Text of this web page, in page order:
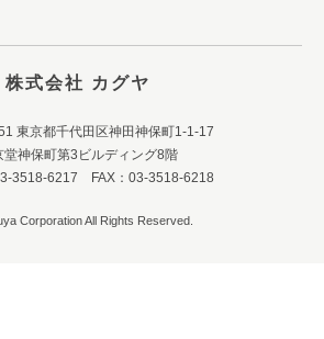
株式会社 カグヤ
東京都千代田区神田神保町1-1-17
堂神保町第3ビルディング8階
3518-6217 FAX：03-3518-6218
Corporation All Rights Reserved.